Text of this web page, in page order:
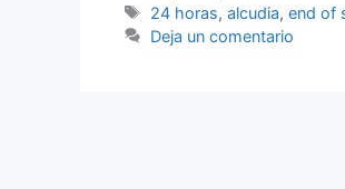
Etiquetas
24 horas,alcudia,end of
Deja un comentario